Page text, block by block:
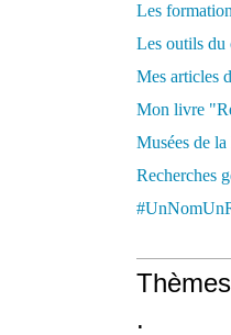
Les
Les outils du
Mes articles
Mon livre
Musées de
Recherches